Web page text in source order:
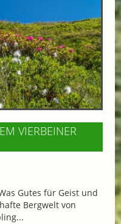
VIERBEINER
Gutes für Geist und
Bergwelt von